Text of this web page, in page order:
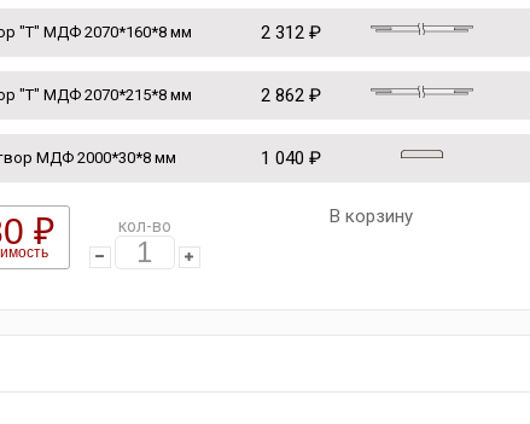
"Т" МДФ 2070*160*8 мм 2 312 ₽
"Т" МДФ 2070*215*8 мм 2 862 ₽
МДФ 2000*30*8 мм 1 040 ₽
₽ кол-во В корзину